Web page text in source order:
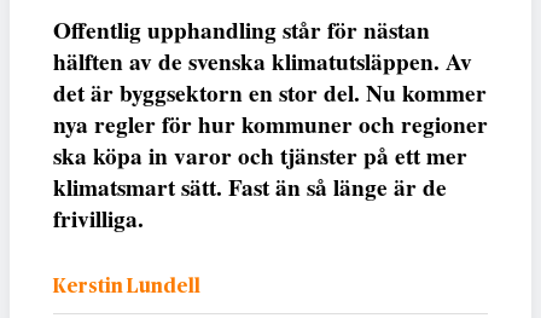
Offentlig upphandling står för nästan
hälften av de svenska klimatutsläppen. Av
det är byggsektorn en stor del. Nu kommer
nya regler för hur kommuner och regioner
ska köpa in varor och tjänster på ett mer
klimatsmart sätt. Fast än så länge är de
frivilliga.
Kerstin Lundell